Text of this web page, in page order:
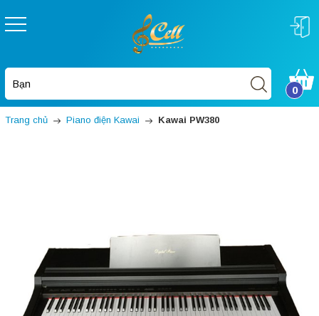
0
Trang chủ Piano điện Kawai Kawai PW380